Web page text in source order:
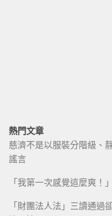
熱門文章
慈濟不是以服裝分階級、
謠言
「我第一次感覺這麼爽！
「財團法人法」三讀通過